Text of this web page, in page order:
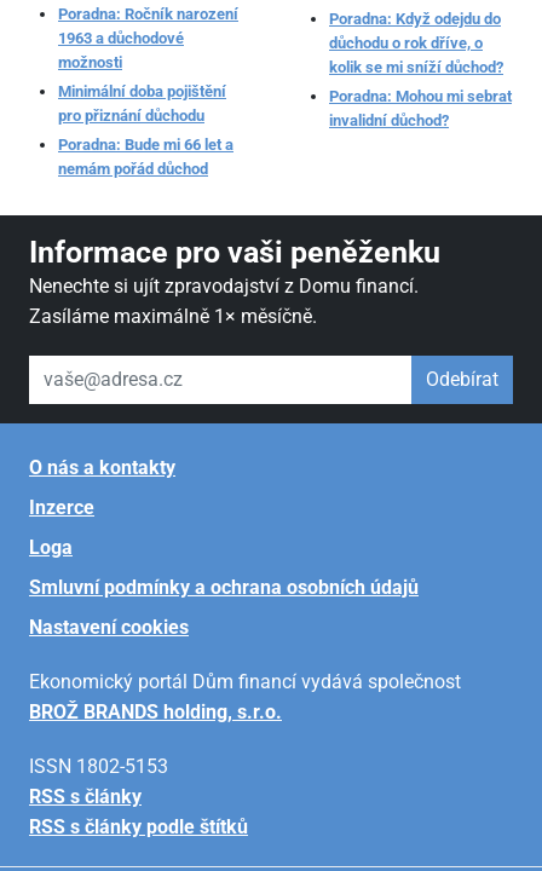
Poradna: Ročník narození
1963 a důchodové
možnosti
Minimální doba pojištění
pro přiznání důchodu
Poradna: Bude mi 66 let a
nemám pořád důchod
Poradna: Když odejdu do
důchodu o rok dříve, o
kolik se mi sníží důchod?
Poradna: Mohou mi sebrat
invalidní důchod?
Informace pro vaši peněženku
Nenechte si ujít zpravodajství z Domu financí.
Zasíláme maximálně 1× měsíčně.
váš email Odebírat
O nás a kontakty
Inzerce
Loga
Smluvní podmínky a ochrana osobních údajů
Nastavení cookies
Ekonomický portál Dům financí vydává společnost
BROŽ BRANDS holding, s.r.o.
ISSN 1802-5153
RSS s články
RSS s články podle štítků